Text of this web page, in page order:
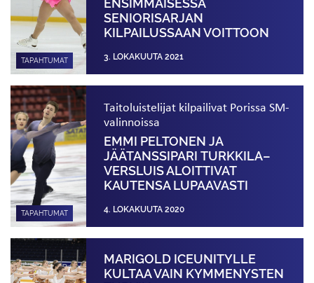
TAPAHTUMAT
ENSIMMÄISESSÄ
SENIORISARJAN
KILPAILUSSAAN VOITTOON
3. LOKAKUUTA 2021
TAPAHTUMAT
Taitoluistelijat kilpailivat Porissa SM-
valinnoissa
EMMI PELTONEN JA
JÄÄTANSSIPARI TURKKILA–
VERSLUIS ALOITTIVAT
KAUTENSA LUPAAVASTI
4. LOKAKUUTA 2020
MARIGOLD ICEUNITYLLE
KULTAA VAIN KYMMENYSTEN